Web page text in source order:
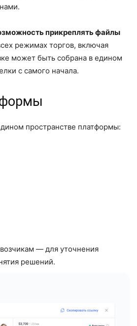
прикреплять файлы
режимах торгов, включая
может быть собрана в едином
с самого начала.
пространстве платформы:
— для уточнения
решений.